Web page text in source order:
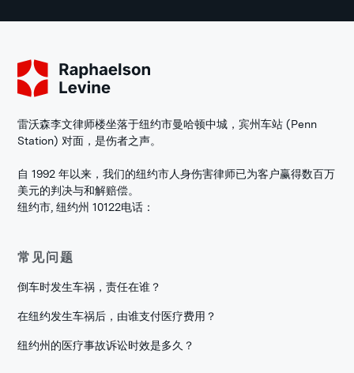
雷沃森李文律师楼坐落于纽约市曼哈顿中城，宾州车站 (Penn
Station) 对面，是伤者之声。
自 1992 年以来，我们的纽约市人身伤害律师已为客户赢得数百万
美元的判决与和解赔偿。
纽约市, 纽约州 10122电话：
常见问题
倒车时发生车祸，责任在谁？
在纽约发生车祸后，由谁支付医疗费用？
纽约州的医疗事故诉讼时效是多久？